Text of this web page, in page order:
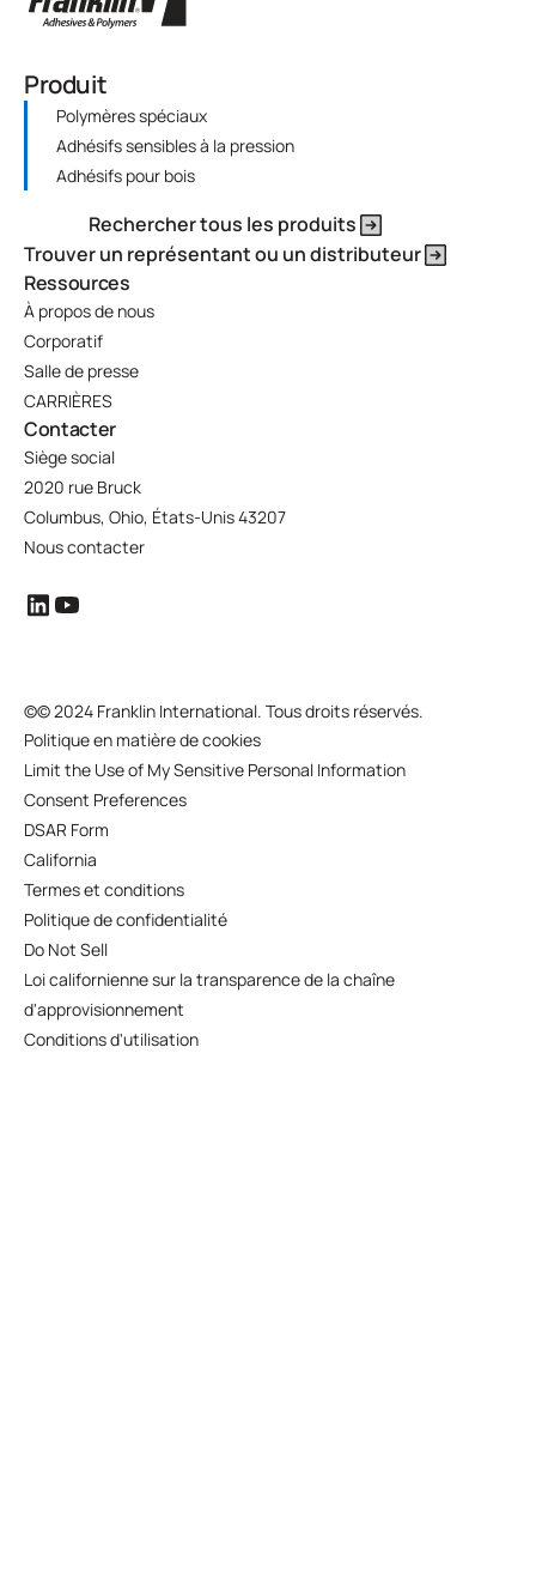
Produit
Polymères spéciaux
Adhésifs sensibles à la pression
Adhésifs pour bois
Rechercher tous les produits
Trouver un représentant ou un distributeur
Ressources
À propos de nous
Corporatif
Salle de presse
CARRIÈRES
Contacter
Siège social
2020 rue Bruck
Columbus, Ohio, États-Unis 43207
Nous contacter
©© 2024 Franklin International. Tous droits réservés.
Politique en matière de cookies
Limit the Use of My Sensitive Personal Information
Consent Preferences
DSAR Form
California
Termes et conditions
Politique de confidentialité
Do Not Sell
Loi californienne sur la transparence de la chaîne
d'approvisionnement
Conditions d'utilisation